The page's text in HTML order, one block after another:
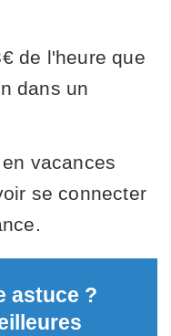
de l'heure que
dans un
vacances
se connecter
astuce ?